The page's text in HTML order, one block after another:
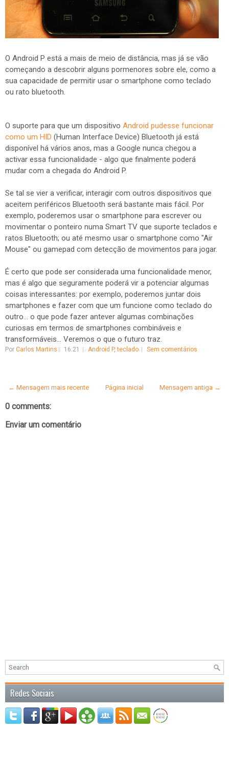
O Android P está a mais de meio de distância, mas já se vão
começando a descobrir alguns pormenores sobre ele, como a
sua capacidade de permitir usar o smartphone como teclado
ou rato bluetooth.
O suporte para que um dispositivo Android pudesse funcionar
como um HID (Human Interface Device) Bluetooth já está
disponível há vários anos, mas a Google nunca chegou a
activar essa funcionalidade - algo que finalmente poderá
mudar com a chegada do Android P.
Se tal se vier a verificar, interagir com outros dispositivos que
aceitem periféricos Bluetooth será bastante mais fácil. Por
exemplo, poderemos usar o smartphone para escrever ou
movimentar o ponteiro numa Smart TV que suporte teclados e
ratos Bluetooth; ou até mesmo usar o smartphone como "Air
Mouse" ou gamepad com detecção de movimentos para jogar.
É certo que pode ser considerada uma funcionalidade menor,
mas é algo que seguramente poderá vir a potenciar algumas
coisas interessantes: por exemplo, poderemos juntar dois
smartphones e fazer com que um funcione como teclado do
outro... o que pode fazer antever algumas combinações
curiosas em termos de smartphones combináveis e
transformáveis... Veremos o que o futuro traz.
Por Carlos Martins 16:21 Android P,teclado Sem comentários
← Mensagem mais recente Mensagem antiga →
Página inicial
0 comments:
Enviar um comentário
Redes Sociais